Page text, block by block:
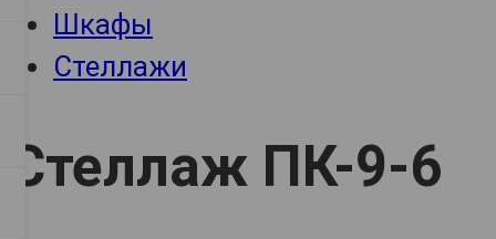
Шкафы
Стеллажи
Стеллаж ПК-9-6